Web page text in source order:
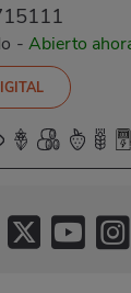
- Abierto